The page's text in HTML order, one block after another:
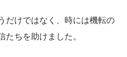
だけではなく、時には機転の
ちを助けました。